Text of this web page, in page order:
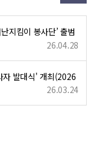
지킴이 봉사단’ 출범
26.04.28
자 발대식' 개최(2026
26.03.24